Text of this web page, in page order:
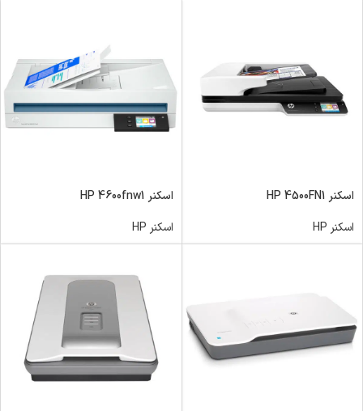
اسکنر HP 4500FN1
اسکنر HP
اسکنر HP 4600fnw1
اسکنر HP